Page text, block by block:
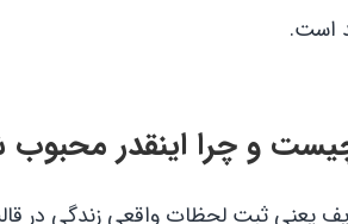
است.
چیست و چرا اینقدر
یعنی ثبت لحظات واقعی زندگی در